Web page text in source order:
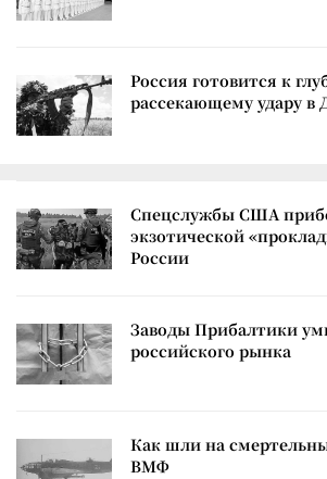
Россия готовится к
рассекающему удару в
Спецслужбы США
экзотической
России
Заводы Прибалтики
российского рынка
Как шли на
ВМФ